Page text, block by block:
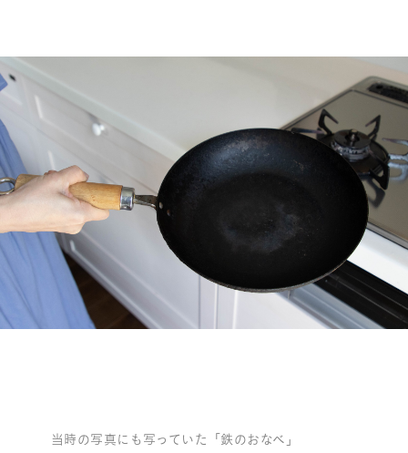
当時の写真にも写っていた「鉄のおなべ」